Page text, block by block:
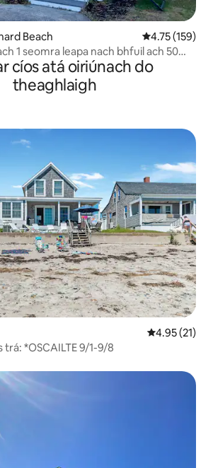
Beach Meánrátáil
4.75 (159)
1 seomra leapa nach bhfuil ach 50
cíos atá oiriúnach do
theaghlaigh
Meánrátáil
4.95 (21)
*OSCAILTE 9/1-9/8